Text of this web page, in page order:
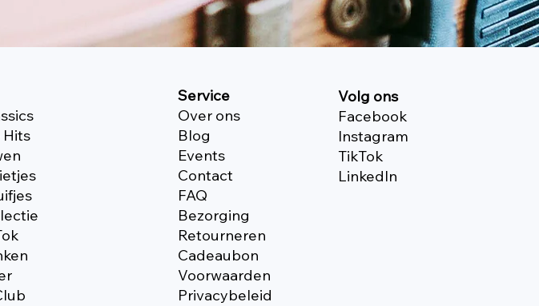
Service
Over ons
Blog
Events
Contact
FAQ
Bezorging
Retourneren
Cadeaubon
Voorwaarden
Privacybeleid
Volg ons
Facebook
Instagram
TikTok
Linkedln